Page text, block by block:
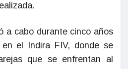
a cabo durante cinco años
el Indira FIV, donde se
que se enfrentan al